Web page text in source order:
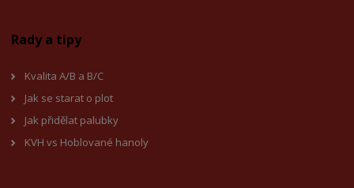
Rady a tipy
Kvalita A/B a B/C
Jak se starat o plot
Jak přidělat palubky
KVH vs Hoblované hanoly